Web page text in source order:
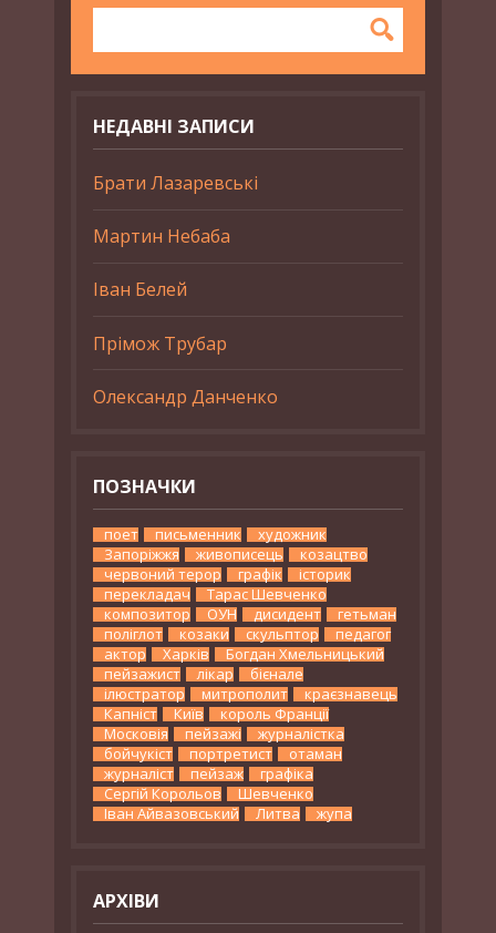
НЕДАВНІ ЗАПИСИ
Брати Лазаревські
Мартин Небаба
Іван Белей
Прімож Трубар
Олександр Данченко
ПОЗНАЧКИ
поет письменник
художник
Запоріжжя
живописець
козацтво
червоний терор
графік
історик
перекладач
Тарас Шевченко
композитор
ОУН дисидент
гетьман
поліглот
козаки скульптор
педагог
актор
Харків
Богдан Хмельницький
пейзажист
лікар
бієнале
ілюстратор
митрополит
краєзнавець
Капніст
Київ
король Франції
Московія
пейзажі
журналістка
бойчукіст
портретист
отаман
журналіст
пейзаж
графіка
Сергій Корольов
Шевченко
Іван Айвазовський
Литва жупа
АРХІВИ